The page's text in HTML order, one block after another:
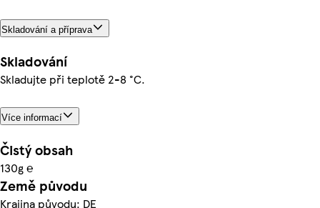
Skladování a příprava
Skladování
Skladujte při teplotě 2-8 °C.
Více informací
Čistý obsah
130g ℮
Země původu
Krajina původu: DE